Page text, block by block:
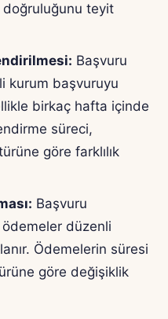
teyit
Başvuru
kurum başvuruyu
birkaç hafta içinde
süreci,
göre farklılık
Başvuru
düzenli
Ödemelerin süresi
göre değişiklik